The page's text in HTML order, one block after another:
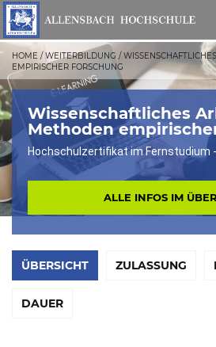
HOME /WEITERBILDUNG /
EMPIRISCHER FORSCHUNG
Wissenschaftliches
Methoden
Hochschulzertifikat im Fernstudium -
ALLE INFOS IM
ÜBERSICHT ZULASSUNG
DAUER